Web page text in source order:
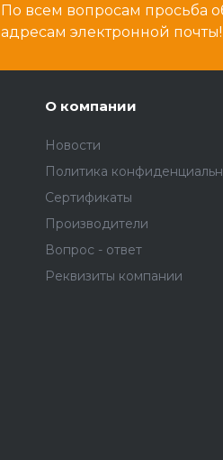
По всем вопросам просьба
адресам электронной почты!
О компании
Новости
Политика
Сертификаты
Производители
Вопрос - ответ
Реквизиты компании